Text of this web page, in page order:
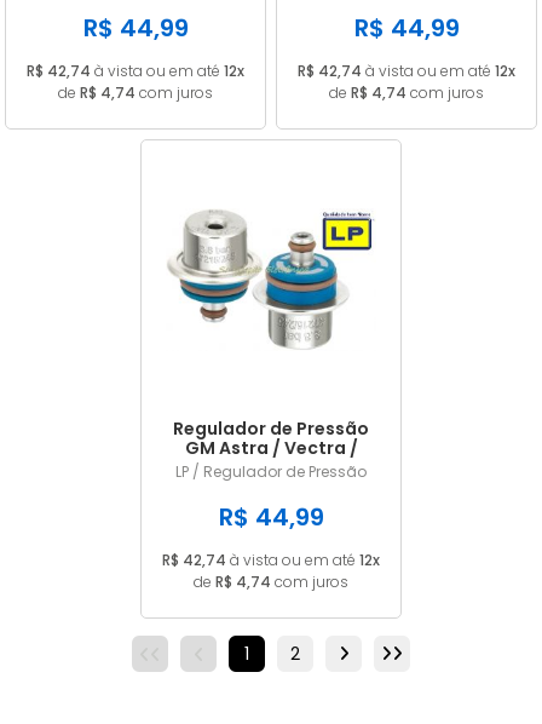
R$ 44,99
R$ 42,74 à vista ou em até 12x
de R$ 4,74 com juros
R$ 44,99
R$ 42,74 à vista ou em até 12x
de R$ 4,74 com juros
Regulador de Pressão
GM Astra / Vectra /
Zafira 2.0 LP245
LP / Regulador de Pressão
R$ 44,99
R$ 42,74 à vista ou em até 12x
de R$ 4,74 com juros
1 2